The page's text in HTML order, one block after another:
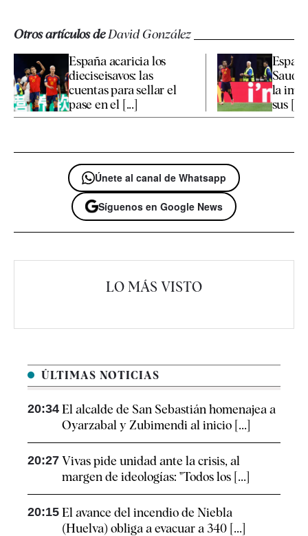
Otros artículos deDavid González
España acaricia los
dieciseisavos: las
cuentas para sellar el
pase en el [...]
Saudí:
la
sus [...]
Únete al canal de Whatsapp
Síguenos en Google News
LO MÁS VISTO
ÚLTIMAS NOTICIAS
20:34 El alcalde de San Sebastián homenajea a
Oyarzabal y Zubimendi al inicio [...]
20:27 Vivas pide unidad ante la crisis, al
margen de ideologías: "Todos los [...]
20:15 El avance del incendio de Niebla
(Huelva) obliga a evacuar a 340 [...]